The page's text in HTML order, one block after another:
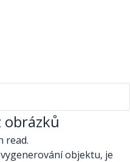
obrázků
read.
objektu, je